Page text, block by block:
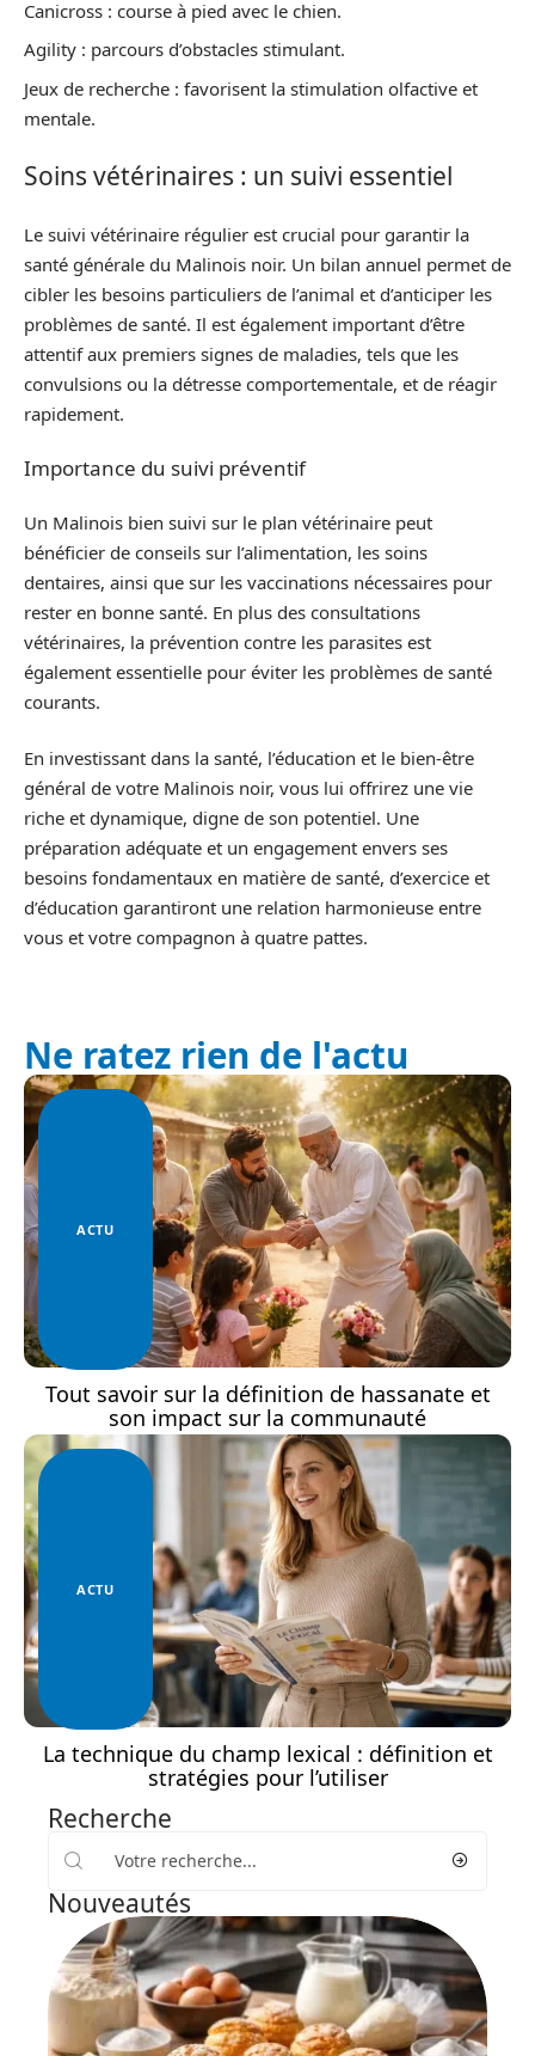
Canicross : course à pied avec le chien.
Agility : parcours d’obstacles stimulant.
Jeux de recherche : favorisent la stimulation olfactive et
mentale.
Soins vétérinaires : un suivi essentiel
Le suivi vétérinaire régulier est crucial pour garantir la
santé générale du Malinois noir. Un bilan annuel permet de
cibler les besoins particuliers de l’animal et d’anticiper les
problèmes de santé. Il est également important d’être
attentif aux premiers signes de maladies, tels que les
convulsions ou la détresse comportementale, et de réagir
rapidement.
Importance du suivi préventif
Un Malinois bien suivi sur le plan vétérinaire peut
bénéficier de conseils sur l’alimentation, les soins
dentaires, ainsi que sur les vaccinations nécessaires pour
rester en bonne santé. En plus des consultations
vétérinaires, la prévention contre les parasites est
également essentielle pour éviter les problèmes de santé
courants.
En investissant dans la santé, l’éducation et le bien-être
général de votre Malinois noir, vous lui offrirez une vie
riche et dynamique, digne de son potentiel. Une
préparation adéquate et un engagement envers ses
besoins fondamentaux en matière de santé, d’exercice et
d’éducation garantiront une relation harmonieuse entre
vous et votre compagnon à quatre pattes.
Ne ratez rien de l'actu
ACTU
Tout savoir sur la définition de hassanate et
son impact sur la communauté
ACTU
La technique du champ lexical : définition et
stratégies pour l’utiliser
Recherche
Nouveautés